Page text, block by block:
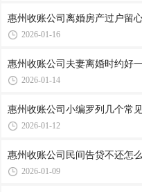
惠州收账公司​离婚房产过户留
2026-01-16
惠州收账公司​夫妻离婚时约好
2026-01-14
惠州收账公司​小编罗列几个常
2026-01-12
惠州收账公司​民间告贷不还怎
2026-01-09